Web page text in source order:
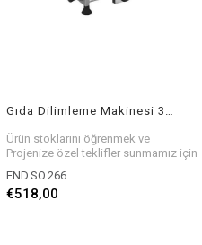
Ürün stoklarını öğrenmek ve
Projenize özel teklifler sunmamız için
END.SO.266
€518,00